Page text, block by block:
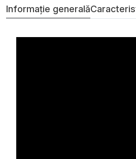
Informație generală